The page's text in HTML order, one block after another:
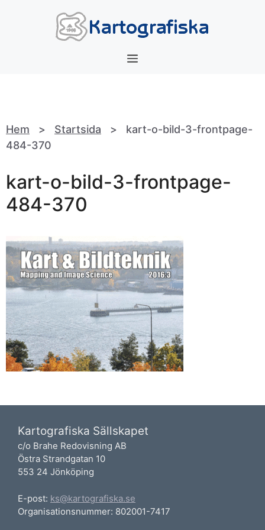
Meny
Hem > Startsida > kart-o-bild-3-frontpage-
484-370
kart-o-bild-3-frontpage-
484-370
Kartografiska Sällskapet
c/o Brahe Redovisning AB
Östra Strandgatan 10
553 24 Jönköping
E-post: ks@kartografiska.se
Organisationsnummer: 802001-7417